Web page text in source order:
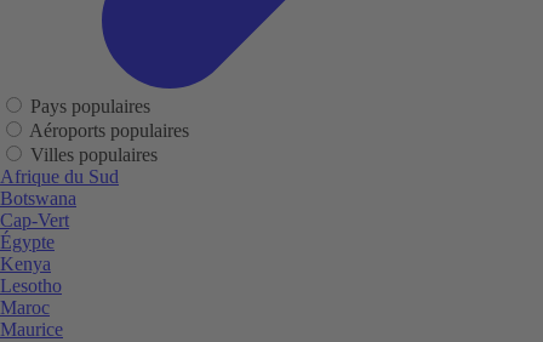
Pays populaires
Aéroports populaires
Villes populaires
Afrique du Sud
Botswana
Cap-Vert
Égypte
Kenya
Lesotho
Maroc
Maurice